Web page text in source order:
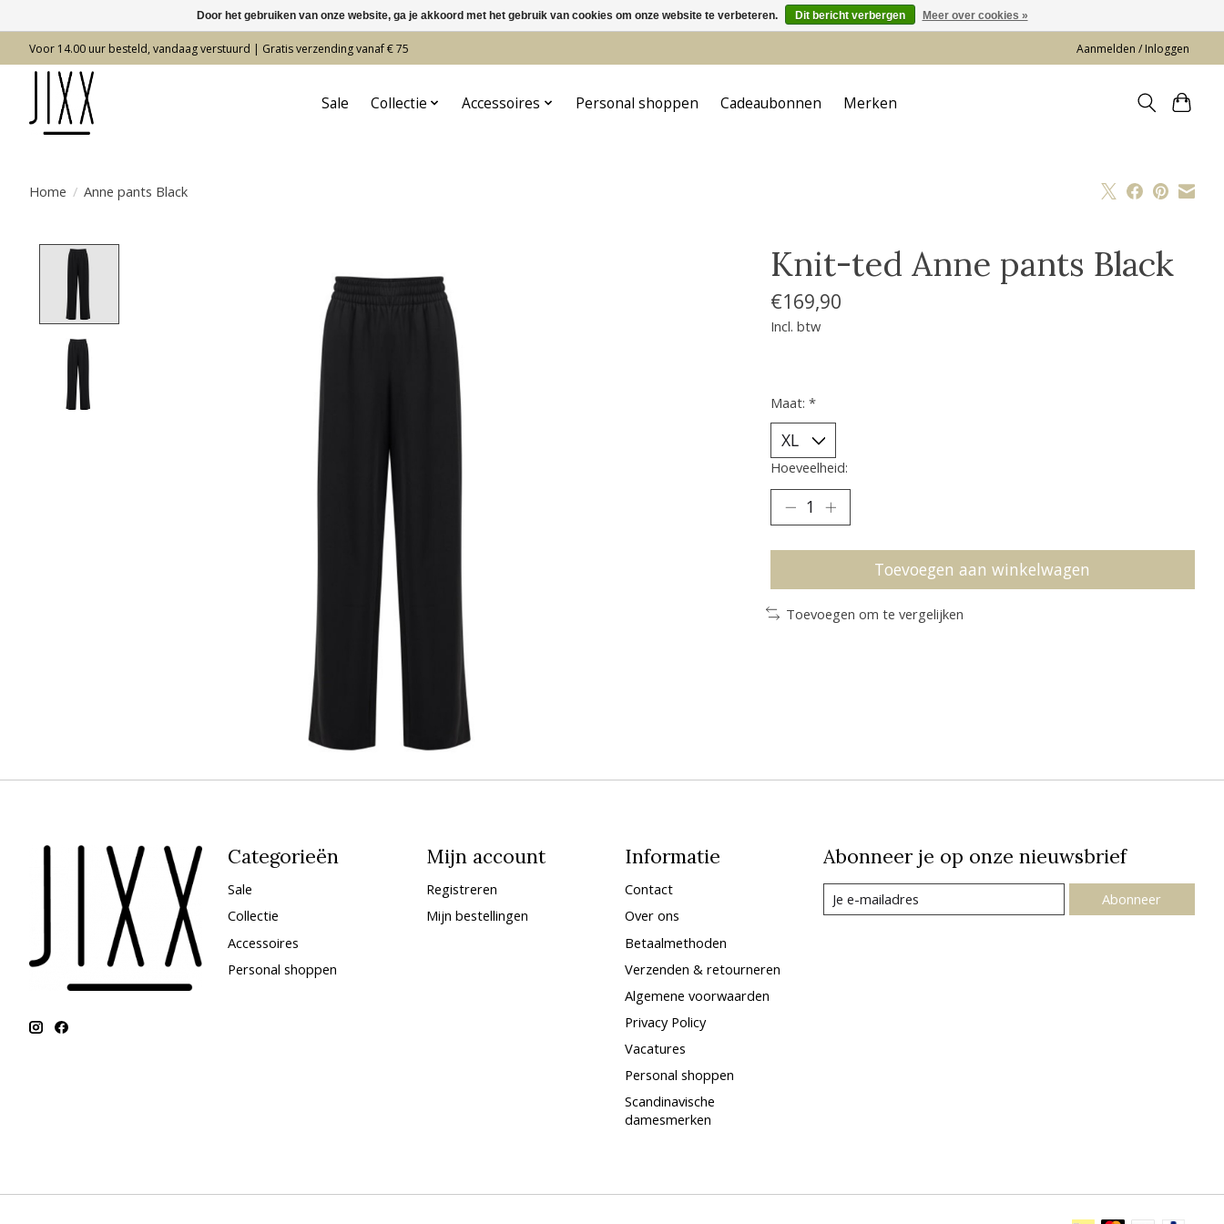
Voor 14.00 uur besteld, vandaag verstuurd | Gratis verzending vanaf € 75 Aanmelden / Inloggen
Sale Collectie Accessoires Personal shoppen Cadeaubonnen Merken
Home / Anne pants Black
Knit-ted Anne pants Black
€169,90
Incl. btw
Maat: *
Hoeveelheid:
Toevoegen aan winkelwagen
Toevoegen om te vergelijken
Categorieën
Sale
Collectie
Accessoires
Personal shoppen
Mijn account
Registreren
Mijn bestellingen
Informatie
Contact
Over ons
Betaalmethoden
Verzenden & retourneren
Algemene voorwaarden
Privacy Policy
Vacatures
Personal shoppen
Scandinavische
damesmerken
Abonneer je op onze nieuwsbrief
Abonneer
Door het gebruiken van onze website, ga je akkoord met het gebruik van cookies om onze website te verbeteren. Dit bericht verbergen Meer over cookies »